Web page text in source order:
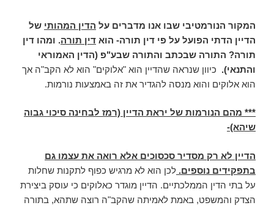
המקור הנורמטיבי שבו אנו מדברים על הדין המהותי של
הדיין הדתי הפועל על פי דין תורה- הוא דין תורה. ומהו דין
תורה? התורה שבכתב והתורה שבע"פ (הדין האמוראי
והתנאי). כיוון שנראה שהדיין הוא "אלוקים" הוא לא הקב"ה אך
הוא אלוקים והוא מנסה להגדיר את זה באמצעות נורמות.
*** מהם הנורמות של יראת הדיין (רמז לבחינה סיכוי גבוה
שיהא)-
הדיין לא רק מסדיר סכסוכים אלא רואה את עצמו גם
בתפקידים נוספים. לכן הוא לא מרגיש כפוף לתקנות שחלות
על בתי הדין הממלכתיים. הדיין מוגדר כאלוקים כי עוסק ביצירת
הצדק והמשפט, באמת לאמיתה שהקב"ה רוצה שתהא, בתורה